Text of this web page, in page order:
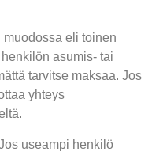
eli toinen
asumis- tai
tarvitse maksaa. Jos
yhteys
useampi henkilö